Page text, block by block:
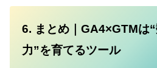
6. まとめ｜GA4×GTMは
力”を育てるツール